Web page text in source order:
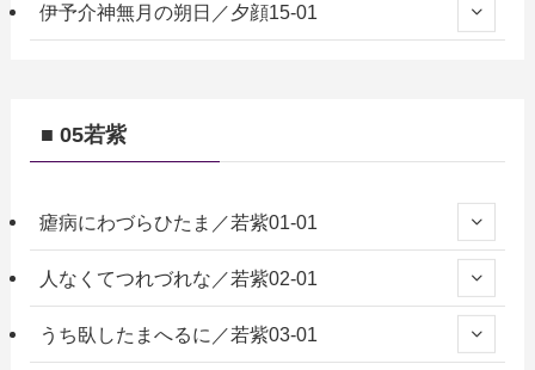
伊予介神無月の朔日／夕顔15-01
■ 05若紫
瘧病にわづらひたま／若紫01-01
人なくてつれづれな／若紫02-01
うち臥したまへるに／若紫03-01